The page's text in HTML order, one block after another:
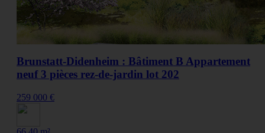
Brunstatt-Didenheim : Bâtiment B Appartement
neuf 3 pièces rez-de-jardin lot 202
259 000 €